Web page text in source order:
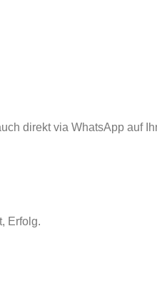
direkt via WhatsApp auf
Erfolg.